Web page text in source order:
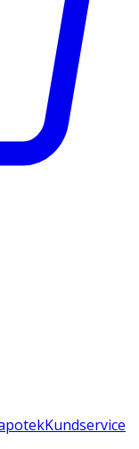
Kundservice